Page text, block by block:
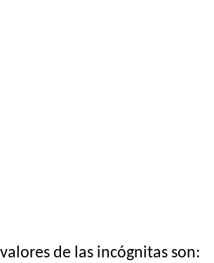
de las incógnitas son: